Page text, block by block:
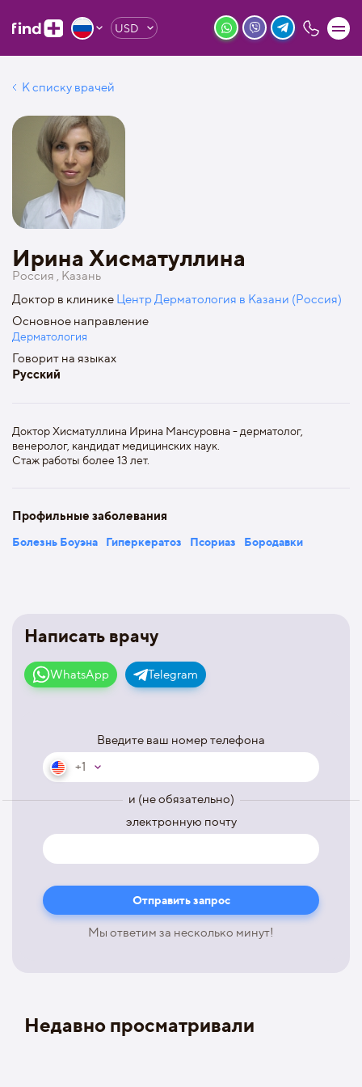
USD
К списку врачей
Написать врачу
WhatsApp Telegram
Введите ваш номер телефона
+1
и (не обязательно)
электронную почту
Мы ответим за несколько минут!
Ирина Хисматуллина
Россия , Казань
Доктор в клинике Центр Дерматология в Казани (Россия)
Основное направление
Дерматология
Говорит на языках
Русский
Доктор Хисматуллина Ирина Мансуровна - дерматолог,
венеролог, кандидат медицинских наук.
Стаж работы более 13 лет.
Профильные заболевания
Болезнь Боуэна Гиперкератоз Псориаз Бородавки
Недавно просматривали